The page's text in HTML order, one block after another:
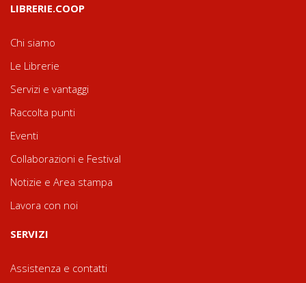
LIBRERIE.COOP
Chi siamo
Le Librerie
Servizi e vantaggi
Raccolta punti
Eventi
Collaborazioni e Festival
Notizie e Area stampa
Lavora con noi
SERVIZI
Assistenza e contatti